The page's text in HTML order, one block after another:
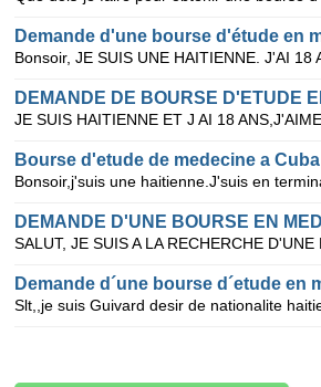
Bourse d'etude de medecine a Cuba